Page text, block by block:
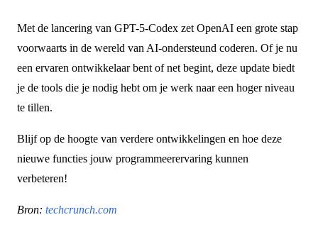
Met de lancering van GPT-5-Codex zet OpenAI een grote stap
voorwaarts in de wereld van AI-ondersteund coderen. Of je nu
een ervaren ontwikkelaar bent of net begint, deze update biedt
je de tools die je nodig hebt om je werk naar een hoger niveau
te tillen.
Blijf op de hoogte van verdere ontwikkelingen en hoe deze
nieuwe functies jouw programmeerervaring kunnen
verbeteren!
Bron: techcrunch.com